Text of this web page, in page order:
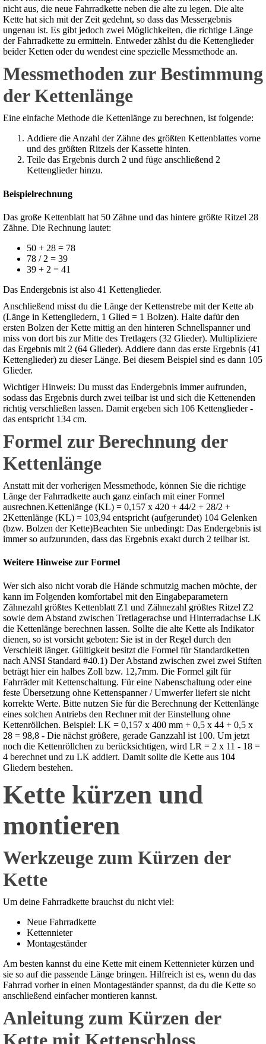
nicht aus, die neue Fahrradkette neben die alte zu legen. Die alte
Kette hat sich mit der Zeit gedehnt, so dass das Messergebnis
ungenau ist. Es gibt jedoch zwei Möglichkeiten, die richtige Länge
der Fahrradkette zu ermitteln. Entweder zählst du die Kettenglieder
beider Ketten oder du wendest eine spezielle Messmethode an.
Messmethoden zur Bestimmung
der Kettenlänge
Eine einfache Methode die Kettenlänge zu berechnen, ist folgende:
Addiere die Anzahl der Zähne des größten Kettenblattes vorne
und des größten Ritzels der Kassette hinten.
Teile das Ergebnis durch 2 und füge anschließend 2
Kettenglieder hinzu.
Beispielrechnung
Das große Kettenblatt hat 50 Zähne und das hintere größte Ritzel 28
Zähne. Die Rechnung lautet:
50 + 28 = 78
78 / 2 = 39
39 + 2 = 41
Das Endergebnis ist also 41 Kettenglieder.
Anschließend misst du die Länge der Kettenstrebe mit der Kette ab
(Länge in Kettengliedern, 1 Glied = 1 Bolzen). Halte dafür den
ersten Bolzen der Kette mittig an den hinteren Schnellspanner und
miss von dort bis zur Mitte des Tretlagers (32 Glieder). Multipliziere
das Ergebnis mit 2 (64 Glieder). Addiere dann das erste Ergebnis (41
Kettenglieder) zu dieser Länge. Bei diesem Beispiel sind es dann 105
Glieder.
Wichtiger Hinweis: Du musst das Endergebnis immer aufrunden,
sodass das Ergebnis durch zwei teilbar ist und sich die Kettenenden
richtig verschließen lassen. Damit ergeben sich 106 Kettenglieder -
das entspricht 134 cm.
Formel zur Berechnung der
Kettenlänge
Anstatt mit der vorherigen Messmethode, können Sie die richtige
Länge der Fahrradkette auch ganz einfach mit einer Formel
ausrechnen.Kettenlänge (KL) = 0,157 x 420 + 44/2 + 28/2 +
2Kettenlänge (KL) = 103,94 entspricht (aufgerundet) 104 Gelenken
(bzw. Bolzen der Kette)Beachten Sie unbedingt: Das Endergebnis ist
immer so aufzurunden, dass das Ergebnis exakt durch 2 teilbar ist.
Weitere Hinweise zur Formel
Wer sich also nicht vorab die Hände schmutzig machen möchte, der
kann im Folgenden komfortabel mit den Eingabeparametern
Zähnezahl größtes Kettenblatt Z1 und Zähnezahl größtes Ritzel Z2
sowie dem Abstand zwischen Tretlagerachse und Hinterradachse LK
die Kettenlänge berechnen lassen. Sollte die alte Kette als Indikator
dienen, so ist vorsicht geboten: Sie ist in der Regel durch den
Verschleiß länger. Gültigkeit besitzt die Formel für Standardketten
nach ANSI Standard #40.1) Der Abstand zwischen zwei zwei Stiften
beträgt hier ein halbes Zoll bzw. 12,7mm. Die Formel gilt für
Fahrräder mit Kettenschaltung. Für eine Nabenschaltung oder eine
feste Übersetzung ohne Kettenspanner / Umwerfer liefert sie nicht
korrekte Werte. Bitte nutzen Sie für die Berechnung der Kettenlänge
eines solchen Antriebs den Rechner mit der Einstellung ohne
Kettenröllchen. Beispiel: LK = 0,157 x 400 mm + 0,5 x 44 + 0,5 x
28 = 98,8 - Die nächst größere, gerade Ganzzahl ist 100. Um jetzt
noch die Kettenröllchen zu berücksichtigen, wird LR = 2 x 11 - 18 =
4 berechnet und zu LK addiert. Damit sollte die Kette aus 104
Gliedern bestehen.
Kette kürzen und
montieren
Werkzeuge zum Kürzen der
Kette
Um deine Fahrradkette brauchst du nicht viel:
Neue Fahrradkette
Kettennieter
Montageständer
Am besten kannst du eine Kette mit einem Kettennieter kürzen und
sie so auf die passende Länge bringen. Hilfreich ist es, wenn du das
Fahrrad vorher in einen Montageständer spannst, da du die Kette so
anschließend einfacher montieren kannst.
Anleitung zum Kürzen der
Kette mit Kettenschloss